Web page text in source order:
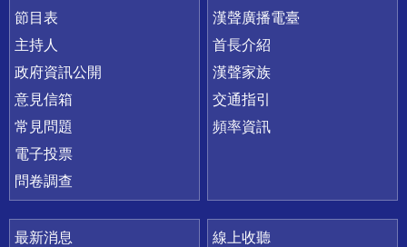
節目表
主持人
政府資訊公開
意見信箱
常見問題
電子投票
問卷調查
漢聲廣播電臺
首長介紹
漢聲家族
交通指引
頻率資訊
最新消息
線上收聽